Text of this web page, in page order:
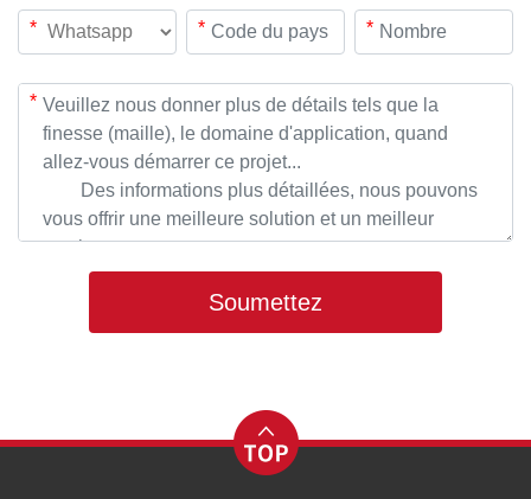
* * *
*
Soumettez